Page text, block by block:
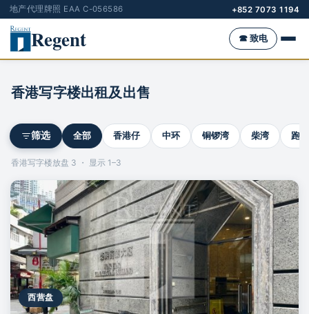
地产代理牌照 EAA C-056586 +852 7073 1194
Regent ☎ 致电
香港写字楼出租及出售
筛选 全部 香港仔 中环 铜锣湾 柴湾 跑
香港写字楼放盘 3 ・ 显示 1–3
西营盘